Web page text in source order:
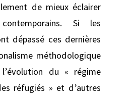
de mieux éclairer
Si les
dépassé ces dernières
méthodologique
du « régime
réfugiés » et d’autres